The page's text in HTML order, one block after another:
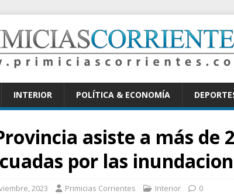
INTERIOR POLÍTICA & ECONOMÍA
asiste a más de
por las
2023 Primicias Corrientes Interior 0